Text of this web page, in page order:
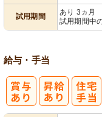
試用期間
あり 3ヵ月
試用期間中
給与・手当